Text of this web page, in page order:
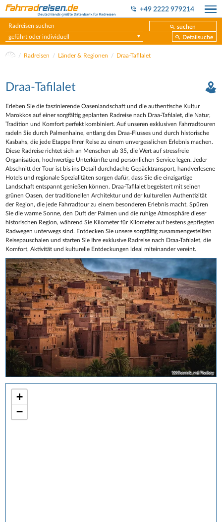
+49 2222 979214
suchen
geführt oder individuell
Detailsuche
Radreisen Länder & Regionen Draa-Tafilalet
Walkerssk auf Pixabay
+
−
Draa-Tafilalet
Erleben Sie die faszinierende Oasenlandschaft und die authentische Kultur
Marokkos auf einer sorgfältig geplanten Radreise nach Draa-Tafilalet, die Natur,
Tradition und Komfort perfekt kombiniert. Auf unseren exklusiven Fahrradtouren
radeln Sie durch Palmenhaine, entlang des Draa-Flusses und durch historische
Kasbahs, die jede Etappe Ihrer Reise zu einem unvergesslichen Erlebnis machen.
Diese Radreise richtet sich an Menschen ab 35, die Wert auf stressfreie
Organisation, hochwertige Unterkünfte und persönlichen Service legen. Jeder
Abschnitt der Tour ist bis ins Detail durchdacht: Gepäcktransport, handverlesene
Hotels und regionale Spezialitäten sorgen dafür, dass Sie die einzigartige
Landschaft entspannt genießen können. Draa-Tafilalet begeistert mit seinen
grünen Oasen, der traditionellen Architektur und der kulturellen Authentizität
der Region, die jede Fahrradtour zu einem besonderen Erlebnis macht. Spüren
Sie die warme Sonne, den Duft der Palmen und die ruhige Atmosphäre dieser
historischen Region, während Sie Kilometer für Kilometer auf bestens gepflegten
Radwegen unterwegs sind. Entdecken Sie unsere sorgfältig zusammengestellten
Reisepauschalen und starten Sie Ihre exklusive Radreise nach Draa-Tafilalet, die
Komfort, Aktivität und kulturelle Entdeckungen ideal miteinander vereint.